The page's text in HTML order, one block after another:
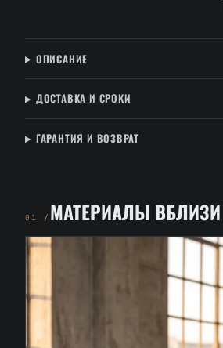
ОПИСАНИЕ
ДОСТАВКА И СРОКИ
ГАРАНТИЯ И ВОЗВРАТ
01 / МАТЕРИАЛЫ ВБЛИЗИ